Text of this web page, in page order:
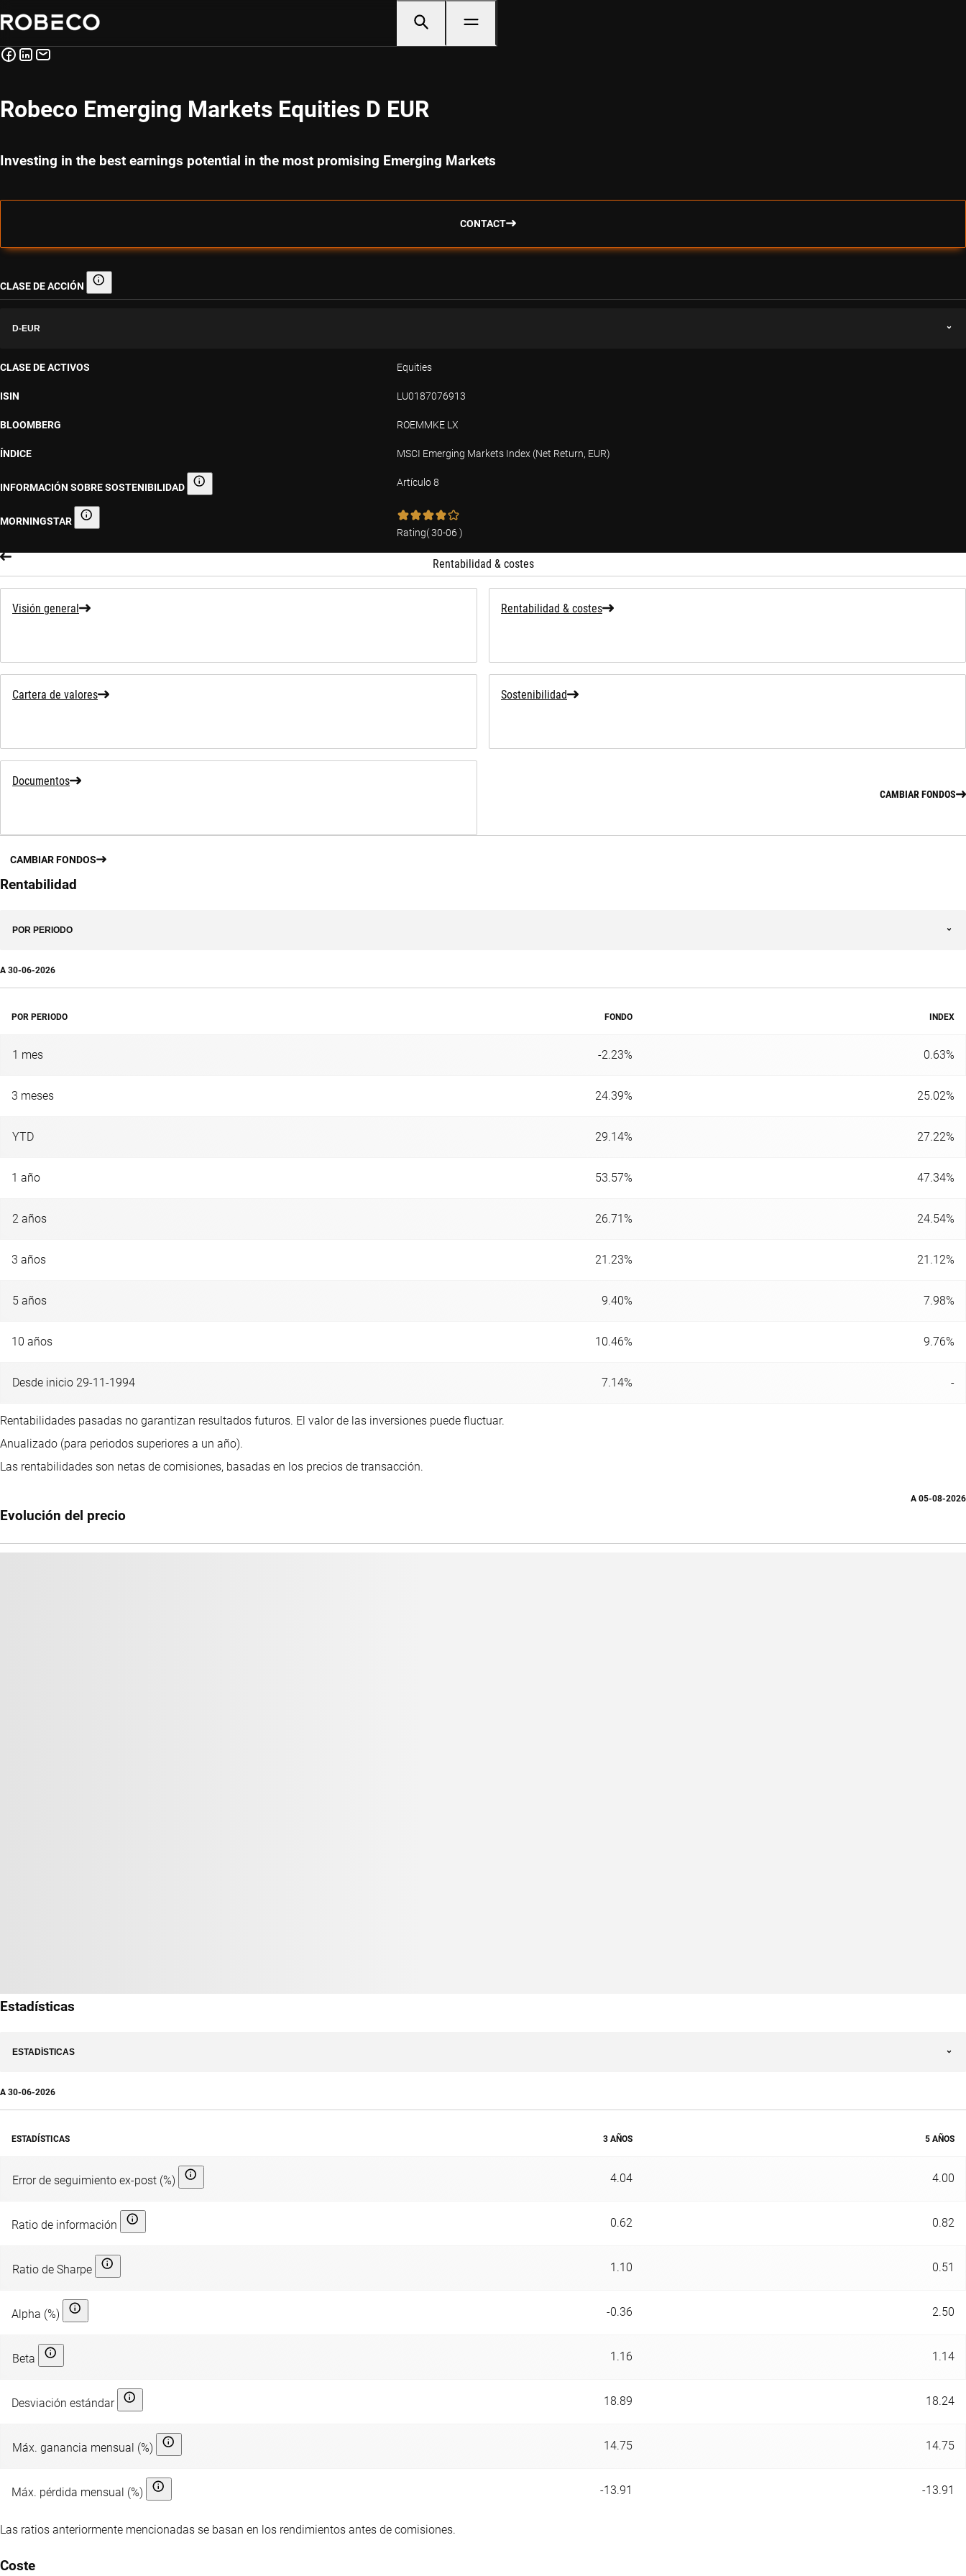
Robeco Emerging Markets Equities D EUR
Investing in the best earnings potential in the most promising Emerging Markets
CONTACT
CLASE DE ACCIÓN Clase de acción
D-EUR
CLASE DE ACTIVOS Equities
ISIN LU0187076913
BLOOMBERG ROEMMKE LX
ÍNDICE MSCI Emerging Markets Index (Net Return, EUR)
INFORMACIÓN SOBRE SOSTENIBILIDAD Información sobre sostenibilidad Artículo 8
MORNINGSTAR Morningstar
Rating(30-06 )
Rentabilidad & costes
Visión general Rentabilidad & costes
Cartera de valores Sostenibilidad
Documentos
CAMBIAR FONDOS
CAMBIAR FONDOS
Rentabilidad
POR PERIODO
A 30-06-2026
POR PERIODO FONDO INDEX
1 mes -2.23% 0.63%
3 meses 24.39% 25.02%
YTD 29.14% 27.22%
1 año 53.57% 47.34%
2 años 26.71% 24.54%
3 años 21.23% 21.12%
5 años 9.40% 7.98%
10 años 10.46% 9.76%
Desde inicio 29-11-1994 7.14% -
Rentabilidades pasadas no garantizan resultados futuros. El valor de las inversiones puede fluctuar.
Anualizado (para periodos superiores a un año).
Las rentabilidades son netas de comisiones, basadas en los precios de transacción.
Evolución del precio
A 05-08-2026
Estadísticas
ESTADÍSTICAS
A 30-06-2026
ESTADÍSTICAS 3 AÑOS 5 AÑOS
Error de seguimiento ex-post (%) 4.04 4.00
Ratio de información 0.62 0.82
Ratio de Sharpe 1.10 0.51
Alpha (%) -0.36 2.50
Beta 1.16 1.14
Desviación estándar 18.89 18.24
Máx. ganancia mensual (%) 14.75 14.75
Máx. pérdida mensual (%) -13.91 -13.91
Las ratios anteriormente mencionadas se basan en los rendimientos antes de comisiones.
Coste